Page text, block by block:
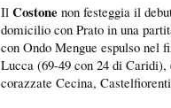
Il Costone non festeggia il
domicilio con Prato in una
con Ondo Mengue espulso nel
Lucca (69-49 con 24 di Caridi),
corazzate Cecina,